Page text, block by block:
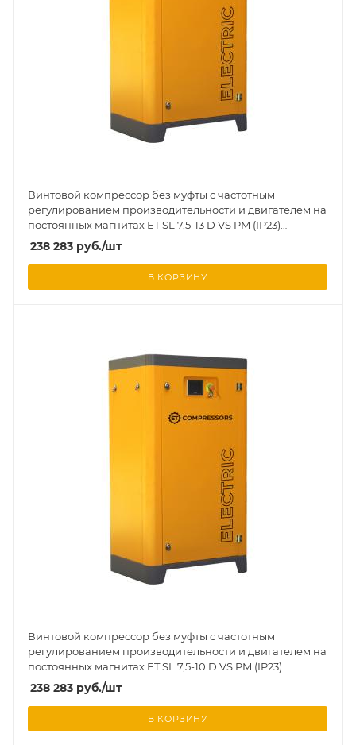
Винтовой компрессор без муфты с частотным
регулированием производительности и двигателем на
постоянных магнитах ET SL 7,5-13 D VS PM (IP23)
вертикальное исполнение на ресивере 130 л
238 283 руб./шт
В КОРЗИНУ
Винтовой компрессор без муфты с частотным
регулированием производительности и двигателем на
постоянных магнитах ET SL 7,5-10 D VS PM (IP23)
вертикальное исполнение на ресивере 130 л
238 283 руб./шт
В КОРЗИНУ